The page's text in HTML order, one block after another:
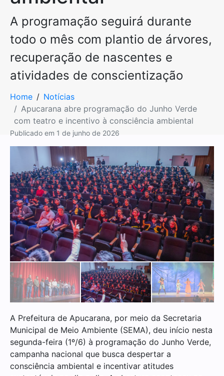
A programação seguirá durante
todo o mês com plantio de árvores,
recuperação de nascentes e
atividades de conscientização
Home
Notícias
Apucarana abre programação do Junho Verde
com teatro e incentivo à consciência ambiental
Publicado em 1 de junho de 2026
A Prefeitura de Apucarana, por meio da Secretaria
Municipal de Meio Ambiente (SEMA), deu início nesta
segunda-feira (1º/6) à programação do Junho Verde,
campanha nacional que busca despertar a
consciência ambiental e incentivar atitudes